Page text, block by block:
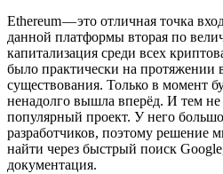
Ethereum — это отличная точка
данной платформы вторая по
капитализация среди всех
было практически на протяжении
существования. Только в момент
ненадолго вышла вперёд. И тем
популярный проект. У него
разработчиков, поэтому решение
найти через быстрый поиск
документация.